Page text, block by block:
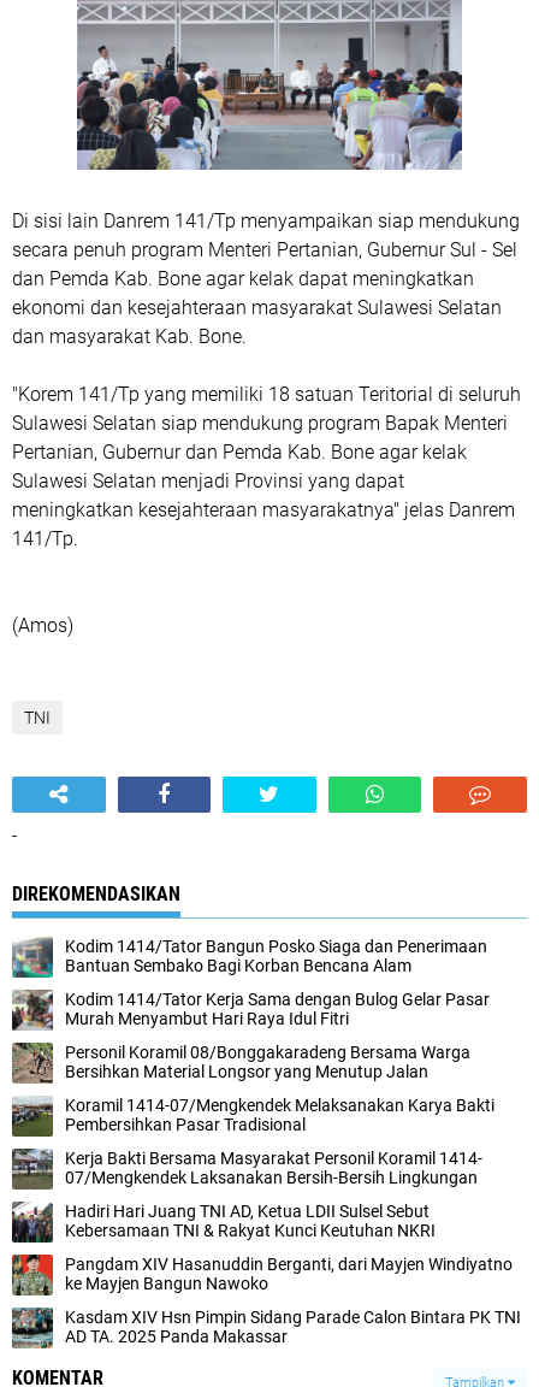
Di sisi lain Danrem 141/Tp menyampaikan siap mendukung
secara penuh program Menteri Pertanian, Gubernur Sul - Sel
dan Pemda Kab. Bone agar kelak dapat meningkatkan
ekonomi dan kesejahteraan masyarakat Sulawesi Selatan
dan masyarakat Kab. Bone.
"Korem 141/Tp yang memiliki 18 satuan Teritorial di seluruh
Sulawesi Selatan siap mendukung program Bapak Menteri
Pertanian, Gubernur dan Pemda Kab. Bone agar kelak
Sulawesi Selatan menjadi Provinsi yang dapat
meningkatkan kesejahteraan masyarakatnya" jelas Danrem
141/Tp.
(Amos)
TNI
-
DIREKOMENDASIKAN
Kodim 1414/Tator Bangun Posko Siaga dan Penerimaan
Bantuan Sembako Bagi Korban Bencana Alam
Kodim 1414/Tator Kerja Sama dengan Bulog Gelar Pasar
Murah Menyambut Hari Raya Idul Fitri
Personil Koramil 08/Bonggakaradeng Bersama Warga
Bersihkan Material Longsor yang Menutup Jalan
Koramil 1414-07/Mengkendek Melaksanakan Karya Bakti
Pembersihkan Pasar Tradisional
Kerja Bakti Bersama Masyarakat Personil Koramil 1414-
07/Mengkendek Laksanakan Bersih-Bersih Lingkungan
Hadiri Hari Juang TNI AD, Ketua LDII Sulsel Sebut
Kebersamaan TNI & Rakyat Kunci Keutuhan NKRI
Pangdam XIV Hasanuddin Berganti, dari Mayjen Windiyatno
ke Mayjen Bangun Nawoko
Kasdam XIV Hsn Pimpin Sidang Parade Calon Bintara PK TNI
AD TA. 2025 Panda Makassar
KOMENTAR Tampilkan